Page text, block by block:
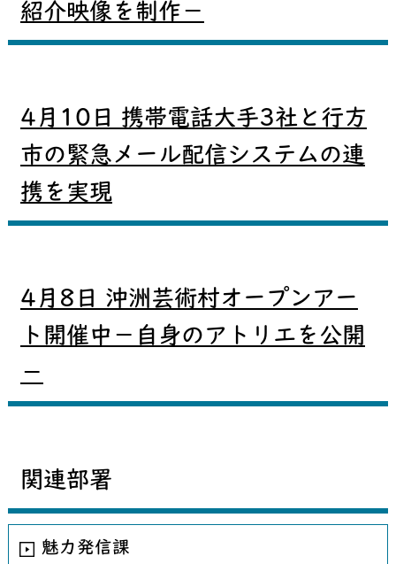
紹介映像を制作－
4月10日 携帯電話大手3社と行方
市の緊急メール配信システムの連
携を実現
4月8日 沖洲芸術村オープンアー
ト開催中－自身のアトリエを公開
－
関連部署
魅力発信課